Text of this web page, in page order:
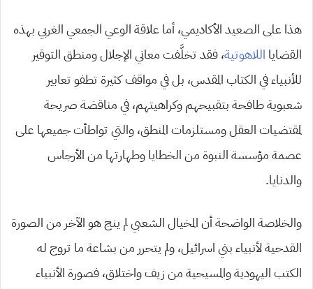
هذا على الصعيد الأكاديمي، أما علاقة الوعي الجمعي الغربي بهذه
القضايا اللاهوتية، فقد تخلَّفت معاني الإجلال ومنطق التوقير
للأنبياء في الكتاب المقدس، بل في مواقف كثيرة تطفو تعابير
شعبوية طافحة بتقبيحهم وكراهيتهم، في مناقضة صريحة
لمقتضيات العقل ومستلزمات المنطق، والتي تواطأت جميعها على
عصمة مؤسسة النبوة من الخطايا وطهارتها من الأرجاس
والدنايا.
والخلاصة الواضحة أن المخيال الشعبي لم ينج هو الآخر من الصورة
القدحية لأنبياء بني اسرائيل، ولم يتحرر من بشاعة ما تروج له
الكتب اليهودية والمسيحية من زيف واختلاق، فصورة الأنبياء